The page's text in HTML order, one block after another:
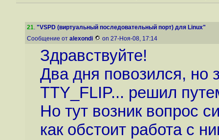
21. "VSPD (виртуальный последовательный порт) для Linux"
Сообщение от alexondi on 27-Ноя-08, 17:14
Здравствуйте!
Два дня повозился, но
TTY_FLIP... решил
Но тут возник вопрос
как обстоит работа с